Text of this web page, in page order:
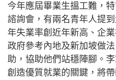
今年應屆畢業生搵工難，
諮詢會，有兩名青年人提
年失業率創近年新高、企
政府參考內地及新加坡做
助，協助他們站穩陣腳。
創造優質就業的關鍵，將